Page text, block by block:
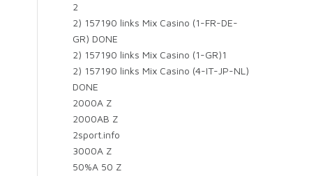
2
2) 157190 links Mix Casino (1-FR-DE-
GR) DONE
2) 157190 links Mix Casino (1-GR)1
2) 157190 links Mix Casino (4-IT-JP-NL)
DONE
2000A Z
2000AB Z
2sport.info
3000A Z
50%A 50 Z